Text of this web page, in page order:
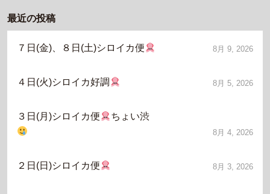
最近の投稿
７日(金)、８日(土)シロイカ便 8月 9, 2026
４日(火)シロイカ好調 8月 5, 2026
３日(月)シロイカ便 ちょい渋
8月 4, 2026
２日(日)シロイカ便 8月 3, 2026